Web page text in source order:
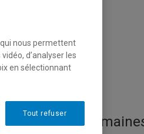
nous permettent
d’analyser les
en sélectionnant
Tout refuser